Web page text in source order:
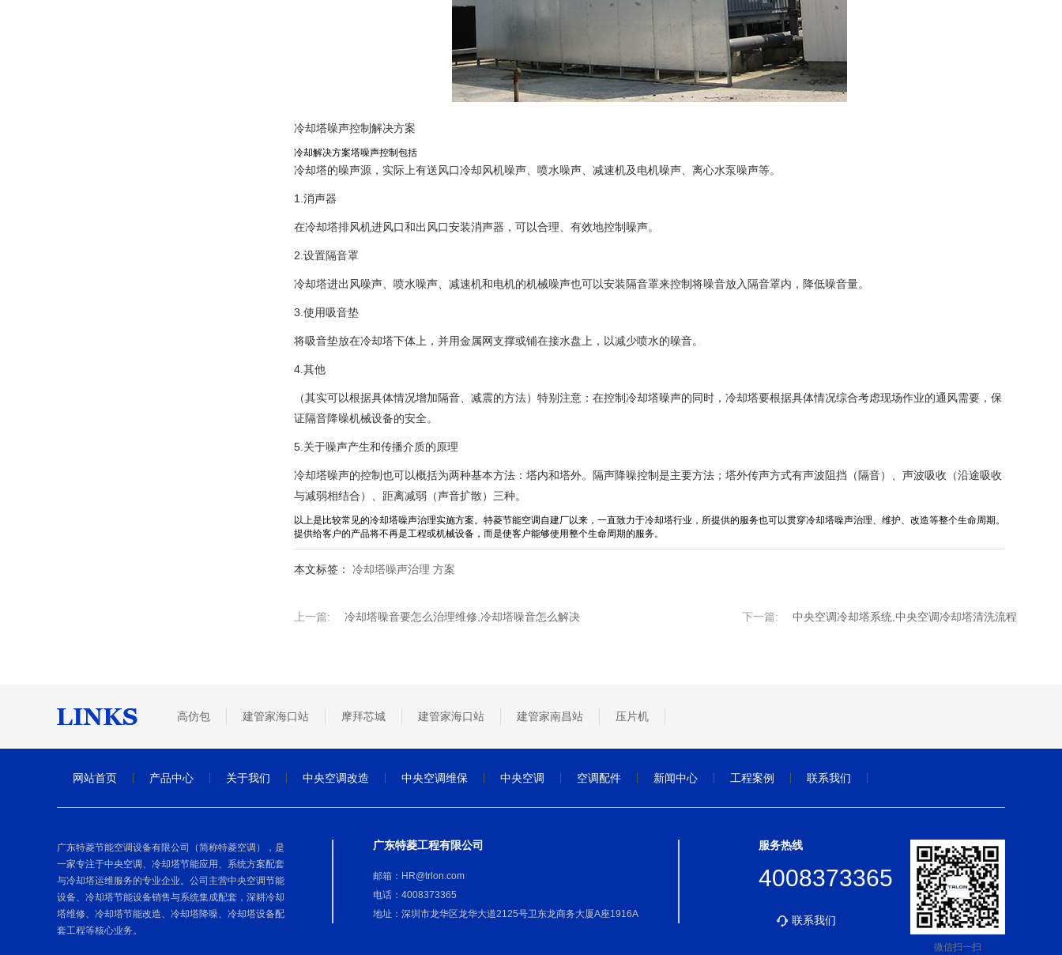
冷却塔噪声控制解决方案
冷却解决方案塔噪声控制包括
冷却塔的噪声源，实际上有送风口冷却风机噪声、喷水噪声、减速机及电机噪声、离心水泵噪声等。
1.消声器
在冷却塔排风机进风口和出风口安装消声器，可以合理、有效地控制噪声。
2.设置隔音罩
冷却塔进出风噪声、喷水噪声、减速机和电机的机械噪声也可以安装隔音罩来控制将噪音放入隔音罩内，降低噪音量。
3.使用吸音垫
将吸音垫放在冷却塔下体上，并用金属网支撑或铺在接水盘上，以减少喷水的噪音。
4.其他
（其实可以根据具体情况增加隔音、减震的方法）特别注意：在控制冷却塔噪声的同时，冷却塔要根据具体情况综合考虑现场作业的通风需要，保
证隔音降噪机械设备的安全。
5.关于噪声产生和传播介质的原理
冷却塔噪声的控制也可以概括为两种基本方法：塔内和塔外。隔声降噪控制是主要方法；塔外传声方式有声波阻挡（隔音）、声波吸收（沿途吸收
与减弱相结合）、距离减弱（声音扩散）三种。
以上是比较常见的冷却塔噪声治理实施方案。特菱节能空调自建厂以来，一直致力于冷却塔行业，所提供的服务也可以贯穿冷却塔噪声治理、维护、改造等整个生命周期。
提供给客户的产品将不再是工程或机械设备，而是使客户能够使用整个生命周期的服务。
本文标签： 冷却塔噪声治理 方案
上一篇: 冷却塔噪音要怎么治理维修,冷却塔噪音怎么解决 下一篇: 中央空调冷却塔系统,中央空调冷却塔清洗流程
高仿包 建管家海口站 摩拜芯城 建管家海口站 建管家南昌站 压片机
网站首页 产品中心 关于我们 中央空调改造 中央空调维保 中央空调 空调配件 新闻中心 工程案例 联系我们
广东特菱节能空调设备有限公司（简称特菱空调），是
一家专注于中央空调、冷却塔节能应用、系统方案配套
与冷却塔运维服务的专业企业。公司主营中央空调节能
设备、冷却塔节能设备销售与系统集成配套，深耕冷却
塔维修、冷却塔节能改造、冷却塔降噪、冷却塔设备配
套工程等核心业务。
广东特菱工程有限公司
邮箱：HR@trlon.com
电话：4008373365
地址：深圳市龙华区龙华大道2125号卫东龙商务大厦A座1916A
服务热线
4008373365
联系我们
微信扫一扫